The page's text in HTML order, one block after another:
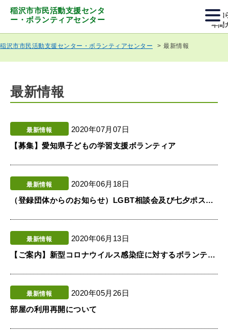
稲沢市市民活動支援センタ
ー・ボランティアセンター
お知
年間
稲沢市市民活動支援センター・ボランティアセンター 最新情報
最新情報
最新情報
2020年07月07日
【募集】愛知県子どもの学習支援ボランティア
最新情報
2020年06月18日
（登録団体からのお知らせ）LGBT相談会及び七夕ポスター募集ほか
最新情報
2020年06月13日
【ご案内】新型コロナウイルス感染症に対するボランティア活動保険の補償について
最新情報
2020年05月26日
部屋の利用再開について